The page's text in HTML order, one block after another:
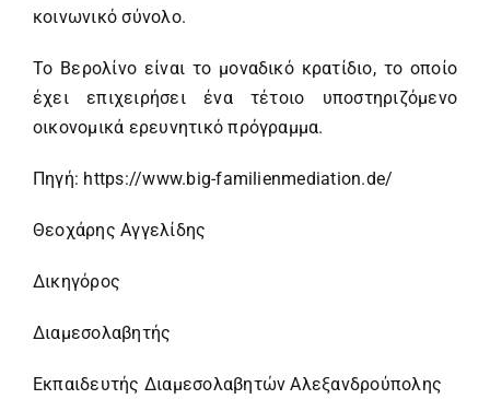
κοινωνικό σύνολο.
Το Βερολίνο είναι το μοναδικό κρατίδιο, το οποίο
έχει επιχειρήσει ένα τέτοιο υποστηριζόμενο
οικονομικά ερευνητικό πρόγραμμα.
Πηγή: https://www.big-familienmediation.de/
Θεοχάρης Αγγελίδης
Δικηγόρος
Διαμεσολαβητής
Εκπαιδευτής Διαμεσολαβητών Αλεξανδρούπολης